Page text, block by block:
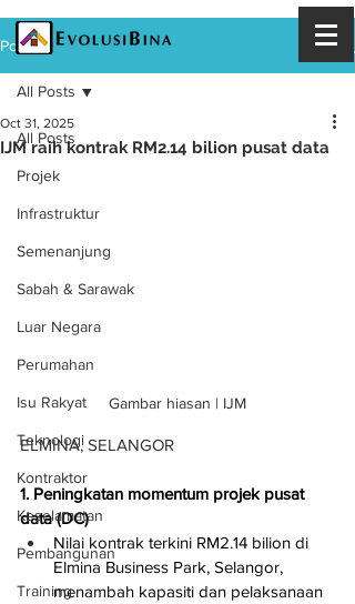
Post
All Posts
Projek
Infrastruktur
Semenanjung
Sabah & Sarawak
Luar Negara
Perumahan
Isu Rakyat
Teknologi
Kontraktor
Keselamatan
Pembangunan
Training
All Posts
IJM raih kontrak RM2.14 bilion pusat data
Oct 31, 2025
Gambar hiasan | IJM
ELMINA, SELANGOR
1. Peningkatan momentum projek pusat
data (DC)
Nilai kontrak terkini RM2.14 bilion di
Elmina Business Park, Selangor,
menambah kapasiti dan pelaksanaan